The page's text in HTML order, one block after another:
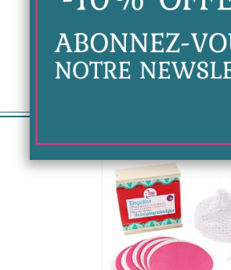
Tippek és tippek
Csatlakozzon hozzánk az FB-
csoportunkra
2 hasonló